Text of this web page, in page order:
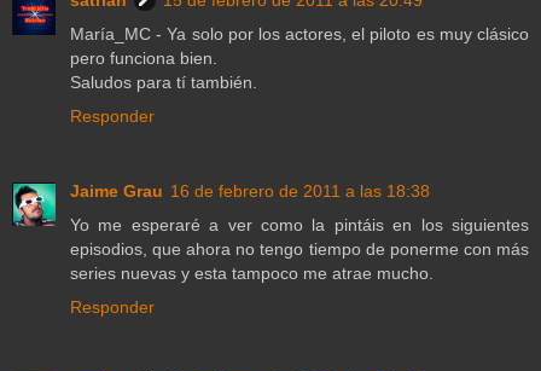
María_MC - Ya solo por los actores, el piloto es muy clásico
pero funciona bien.
Saludos para tí también.
Responder
Jaime Grau 16 de febrero de 2011 a las 18:38
Yo me esperaré a ver como la pintáis en los siguientes
episodios, que ahora no tengo tiempo de ponerme con más
series nuevas y esta tampoco me atrae mucho.
Responder